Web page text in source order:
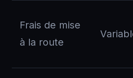
Frais de mise
à la route